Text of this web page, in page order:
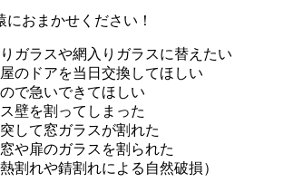
おまかせください！
ガラスや網入りガラスに替えたい
のドアを当日交換してほしい
で急いできてほしい
壁を割ってしまった
して窓ガラスが割れた
や扉のガラスを割られた
割れや錆割れによる自然破損）